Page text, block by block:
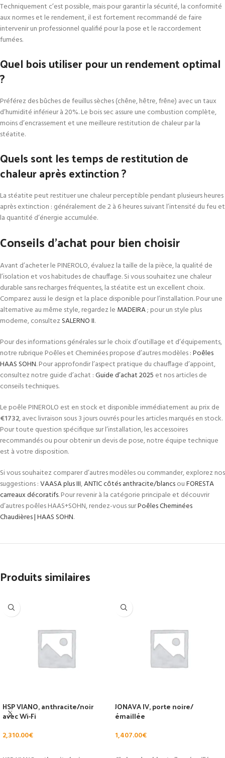
Techniquement c’est possible, mais pour garantir la sécurité, la conformité
aux normes et le rendement, il est fortement recommandé de faire
intervenir un professionnel qualifié pour la pose et le raccordement
fumées.
Quel bois utiliser pour un rendement optimal
?
Préférez des bûches de feuillus sèches (chêne, hêtre, frêne) avec un taux
d’humidité inférieur à 20%. Le bois sec assure une combustion complète,
moins d’encrassement et une meilleure restitution de chaleur par la
stéatite.
Quels sont les temps de restitution de
chaleur après extinction ?
La stéatite peut restituer une chaleur perceptible pendant plusieurs heures
après extinction : généralement de 2 à 6 heures suivant l’intensité du feu et
la quantité d’énergie accumulée.
Conseils d’achat pour bien choisir
Avant d’acheter le PINEROLO, évaluez la taille de la pièce, la qualité de
l’isolation et vos habitudes de chauffage. Si vous souhaitez une chaleur
durable sans recharges fréquentes, la stéatite est un excellent choix.
Comparez aussi le design et la place disponible pour l’installation. Pour une
alternative au même style, regardez le MADEIRA; pour un style plus
moderne, consultezSALERNO II.
Pour des informations générales sur le choix d’outillage et d’équipements,
notre rubrique Poêles et Cheminées propose d’autres modèles :Poêles
HAAS SOHN. Pour approfondir l’aspect pratique du chauffage d’appoint,
consultez notre guide d’achat :Guide d’achat 2025 et nos articles de
conseils techniques.
Le poêle PINEROLO est en stock et disponible immédiatement au prix de
€1732, avec livraison sous 3 jours ouvrés pour les articles marqués en stock.
Pour toute question spécifique sur l’installation, les accessoires
recommandés ou pour obtenir un devis de pose, notre équipe technique
est à votre disposition.
Si vous souhaitez comparer d’autres modèles ou commander, explorez nos
suggestions :VAASA plus III,ANTIC côtés anthracite/blancsouFORESTA
carreaux décoratifs. Pour revenir à la catégorie principale et découvrir
d’autres poêles HAAS+SOHN, rendez-vous surPoêles Cheminées
Chaudières | HAAS SOHN.
Produits similaires
HSP VIANO, anthracite/noir
avec Wi-Fi
2,310.00€
JONAVA IV, porte noire/
émaillée
1,407.00€